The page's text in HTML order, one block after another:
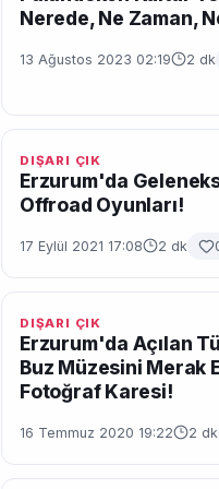
Nerede, Ne Zaman,
13 Ağustos 2023 02:19 2 dk
DIŞARI ÇIK
Erzurum'da
Offroad Oyunları!
17 Eylül 2021 17:08 2 dk
DIŞARI ÇIK
Erzurum'da Açılan
Buz Müzesini Merak
Fotoğraf Karesi!
16 Temmuz 2020 19:22 2 dk